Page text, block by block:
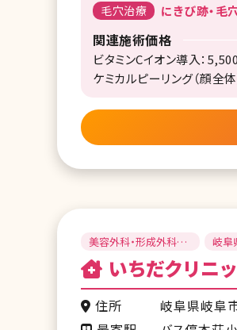
毛穴治療 にきび跡・毛
関連施術価格
ビタミンCイオン導入：
ケミカルピーリング（顔全
美容外科・形成外科・
皮膚科・整形外科
岐阜
いちだクリニ
住所
岐阜県岐阜